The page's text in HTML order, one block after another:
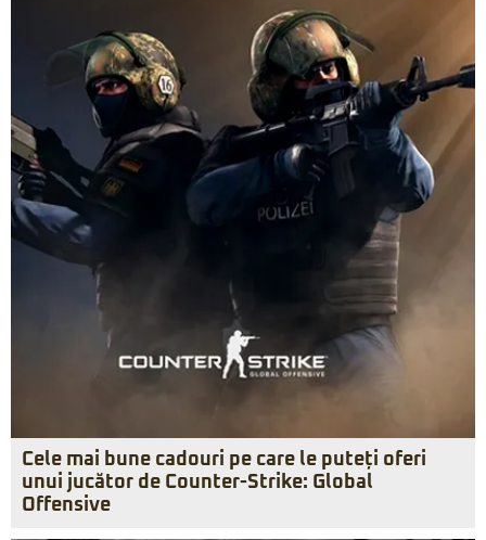
Cele mai bune cadouri pe care le puteți oferi
unui jucător de Counter-Strike: Global
Offensive